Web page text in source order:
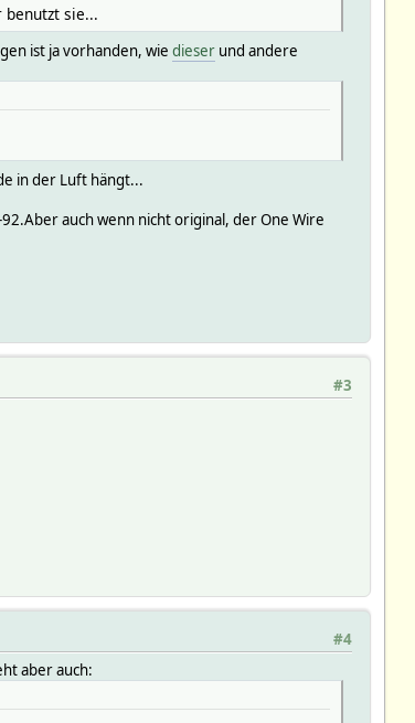
sie...
ist ja vorhanden, wie dieserund andere
in der Luft hängt...
auch wenn nicht original, der One Wire
#3
#4
aber auch: